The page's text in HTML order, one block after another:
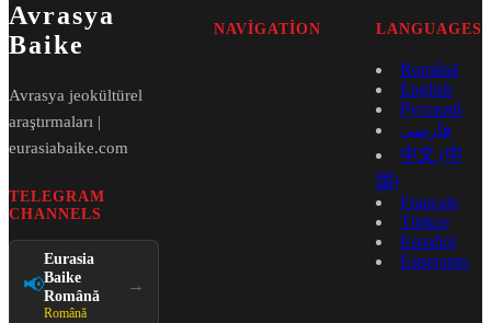
Avrasya
Baike
Avrasya jeokültürel
araştırmaları |
eurasiabaike.com
TELEGRAM
CHANNELS
📢
Eurasia
Baike
Română
Română
→
NAVIGATION LANGUAGES
Română
English
Русский
فارسی
中文 (中
国)
Français
Türkçe
Español
Esperanto